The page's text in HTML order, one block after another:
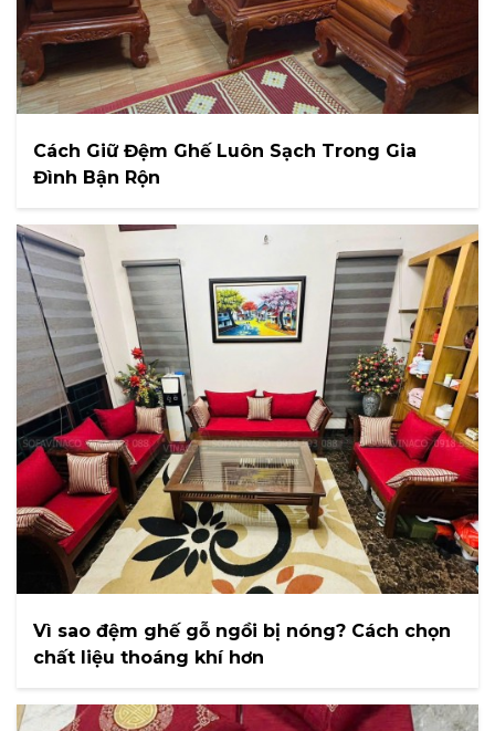
Cách Giữ Đệm Ghế Luôn Sạch Trong Gia
Đình Bận Rộn
Vì sao đệm ghế gỗ ngồi bị nóng? Cách chọn
chất liệu thoáng khí hơn